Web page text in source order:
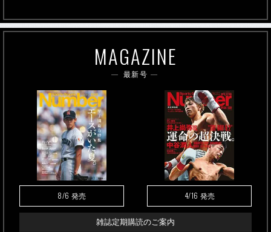
MAGAZINE
最新号
8/6 発売 4/16 発売
雑誌定期購読のご案内